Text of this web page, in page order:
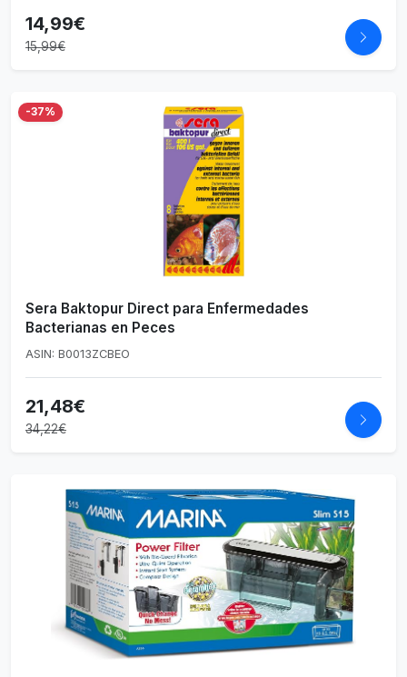
14,99€
15,99€
-37%
Sera Baktopur Direct para Enfermedades
Bacterianas en Peces
ASIN: B0013ZCBEO
21,48€
34,22€